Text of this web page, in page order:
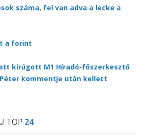
száma, fel van adva a lecke a
a forint
kirúgott M1 Híradó-főszerkesztő
kommentje után kellett
TOP 24